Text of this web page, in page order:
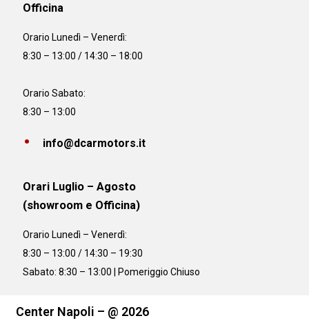
Officina
Orario Lunedì – Venerdì:
8:30 – 13:00 / 14:30 – 18:00
Orario Sabato:
8:30 – 13:00
info@dcarmotors.it
Orari Luglio – Agosto
(showroom e Officina)
Orario Lunedì – Venerdì:
8:30 – 13:00 / 14:30 – 19:30
Sabato: 8:30 – 13:00 | Pomeriggio Chiuso
Center Napoli – @ 2026